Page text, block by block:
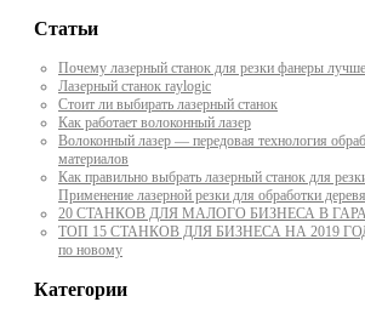
Статьи
Почему лазерный станок для резки фанеры лучше
Лазерный станок raylogic
Стоит ли выбирать лазерный станок
Как работает волоконный лазер
Волоконный лазер — передовая технология
материалов
Как правильно выбрать лазерный станок для
Применение лазерной резки для обработки
20 СТАНКОВ ДЛЯ МАЛОГО БИЗНЕСА В
ТОП 15 СТАНКОВ ДЛЯ БИЗНЕСА НА 2019 ГОД.
по новому
Категории